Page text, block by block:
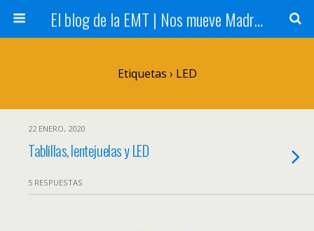
El blog de la EMT | Nos mueve Madrid
Etiquetas › LED
22 ENERO, 2020
Tablillas, lentejuelas y LED
5 RESPUESTAS